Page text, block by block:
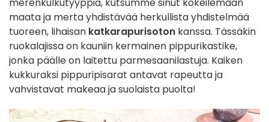
merenkulkutyyppiä, kutsumme sinut kokeilemaan
maata ja merta yhdistävää herkullista yhdistelmää
tuoreen, lihaisan katkarapurisoton kanssa. Tässäkin
ruokalajissa on kauniin kermainen pippurikastike,
jonka päälle on laitettu parmesaanilastuja. Kaiken
kukkuraksi pippuripisarat antavat rapeutta ja
vahvistavat makeaa ja suolaista puolta!